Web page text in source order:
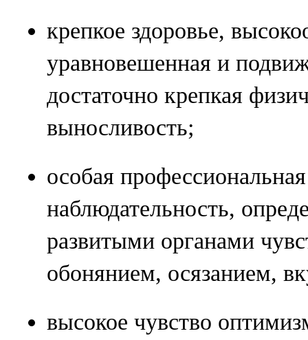
крепкое здоровье,
уравновешенная и
достаточно крепкая
выносливость;
особая
наблюдательность,
развитыми органами
обонянием, осязанием,
высокое чувство